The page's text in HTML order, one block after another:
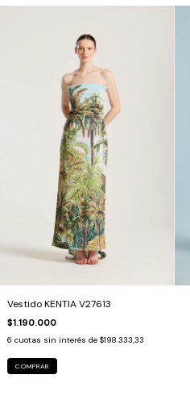
Vestido KENTIA V27613
$1.190.000
6 cuotas sin interés de $198.333,33
COMPRAR